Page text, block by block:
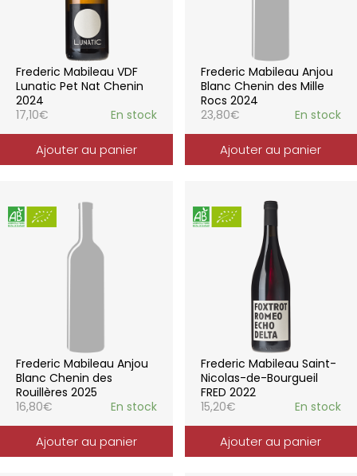
Frederic Mabileau VDF
Lunatic Pet Nat Chenin
2024
17,10€ En stock
Ajouter au panier
Frederic Mabileau Anjou
Blanc Chenin des Mille
Rocs 2024
23,80€ En stock
Ajouter au panier
Frederic Mabileau Anjou
Blanc Chenin des
Rouillères 2025
16,80€ En stock
Ajouter au panier
Frederic Mabileau Saint-
Nicolas-de-Bourgueil
FRED 2022
15,20€ En stock
Ajouter au panier